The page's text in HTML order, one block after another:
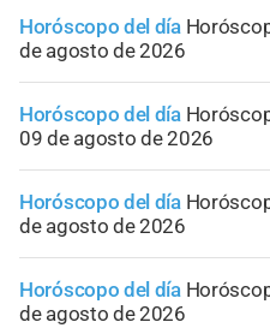
Horóscopo del día
de agosto de 2026
Horóscopo del día
09 de agosto de 2026
Horóscopo del día
de agosto de 2026
Horóscopo del día
de agosto de 2026